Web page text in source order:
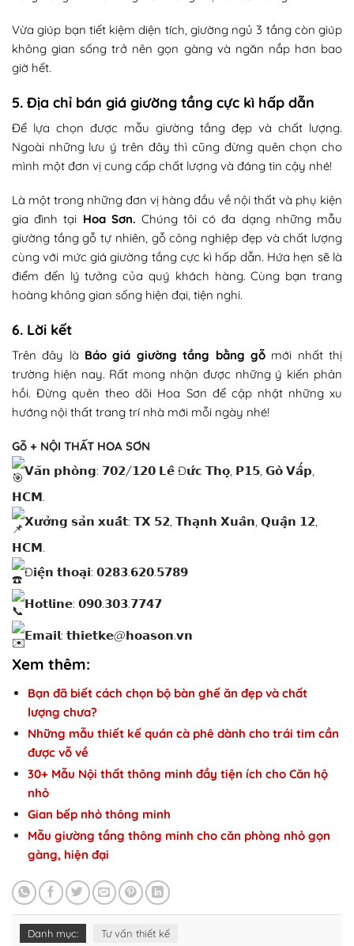
Vừa giúp bạn tiết kiệm diện tích, giường ngủ 3 tầng còn giúp
không gian sống trở nên gọn gàng và ngăn nắp hơn bao
giờ hết.
5. Địa chỉ bán giá giường tầng cực kì hấp dẫn
Để lựa chọn được mẫu giường tầng đẹp và chất lượng.
Ngoài những lưu ý trên đây thì cũng đừng quên chọn cho
mình một đơn vị cung cấp chất lượng và đáng tin cậy nhé!
Là một trong những đơn vị hàng đầu về nội thất và phụ kiện
gia đình tại Hoa Sơn. Chúng tôi có đa dạng những mẫu
giường tầng gỗ tự nhiên, gỗ công nghiệp đẹp và chất lượng
cùng với mức giá giường tầng cực kì hấp dẫn. Hứa hẹn sẽ là
điểm đến lý tưởng của quý khách hàng. Cùng bạn trang
hoàng không gian sống hiện đại, tiện nghi.
6. Lời kết
Trên đây là Báo giá giường tầng bằng gỗmới nhất thị
trường hiện nay. Rất mong nhận được những ý kiến phản
hồi. Đừng quên theo dõi Hoa Sơn để cập nhật những xu
hướng nội thất trang trí nhà mới mỗi ngày nhé!
Gỗ + NỘI THẤT HOA SƠN
𝗩𝗮̆𝗻 𝗽𝗵𝗼̀𝗻𝗴: 𝟳𝟬𝟮/𝟭𝟮𝟬 𝗟𝗲̂ Đ𝘂̛́𝗰 𝗧𝗵𝗼̣, 𝗣𝟭𝟱, 𝗚𝗼̀ 𝗩𝗮̂́𝗽,
𝗛𝗖𝗠.
𝗫𝘂̛𝗼̛̉𝗻𝗴 𝘀𝗮̉𝗻 𝘅𝘂𝗮̂́𝘁: 𝗧𝗫 𝟱𝟮, 𝗧𝗵𝗮̣𝗻𝗵 𝗫𝘂𝗮̂𝗻, 𝗤𝘂𝗮̣̂𝗻 𝟭𝟮,
𝗛𝗖𝗠.
Đ𝗶𝗲̣̂𝗻 𝘁𝗵𝗼𝗮̣𝗶: 𝟬𝟮𝟴𝟯.𝟲𝟮𝟬.𝟱𝟳𝟴𝟵
𝗛𝗼𝘁𝗹𝗶𝗻𝗲: 𝟬𝟵𝟬.𝟯𝟬𝟯.𝟳𝟳𝟰𝟳
𝗘𝗺𝗮𝗶𝗹: 𝘁𝗵𝗶𝗲𝘁𝗸𝗲@𝗵𝗼𝗮𝘀𝗼𝗻.𝘃𝗻
Xem thêm:
Bạn đã biết cách chọn bộ bàn ghế ăn đẹp và chất
lượng chưa?
Những mẫu thiết kế quán cà phê dành cho trái tim cần
được vỗ về
30+ Mẫu Nội thất thông minh đầy tiện ích cho Căn hộ
nhỏ
Gian bếp nhỏ thông minh
Mẫu giường tầng thông minh cho căn phòng nhỏ gọn
gàng, hiện đại
Danh mục: Tư vấn thiết kế